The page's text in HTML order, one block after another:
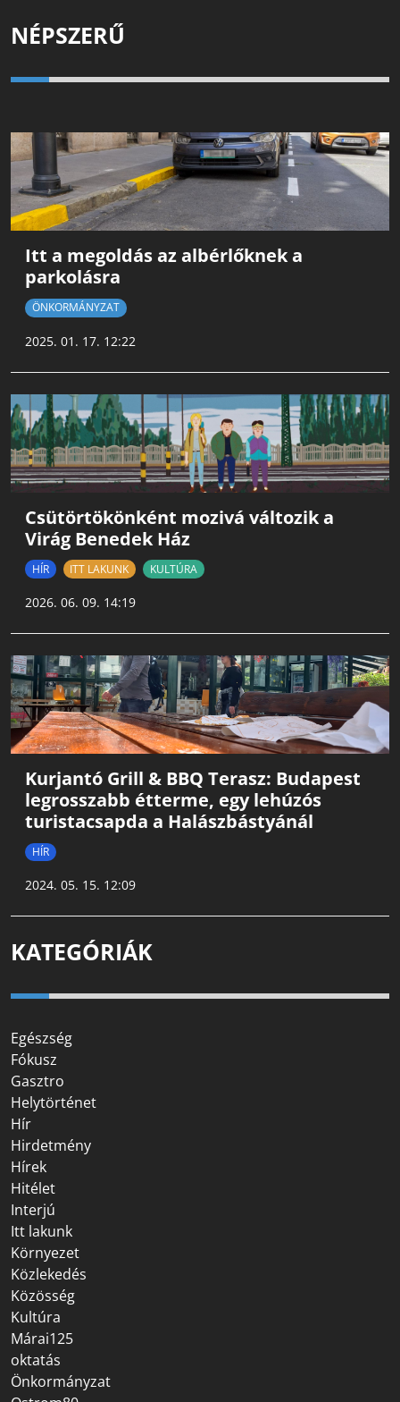
NÉPSZERŰ
Itt a megoldás az albérlőknek a
parkolásra
ÖNKORMÁNYZAT
2025. 01. 17. 12:22
Csütörtökönként mozivá változik a
Virág Benedek Ház
HÍR ITT LAKUNK KULTÚRA
2026. 06. 09. 14:19
Kurjantó Grill & BBQ Terasz: Budapest
legrosszabb étterme, egy lehúzós
turistacsapda a Halászbástyánál
HÍR
2024. 05. 15. 12:09
KATEGÓRIÁK
Egészség
Fókusz
Gasztro
Helytörténet
Hír
Hirdetmény
Hírek
Hitélet
Interjú
Itt lakunk
Környezet
Közlekedés
Közösség
Kultúra
Márai125
oktatás
Önkormányzat